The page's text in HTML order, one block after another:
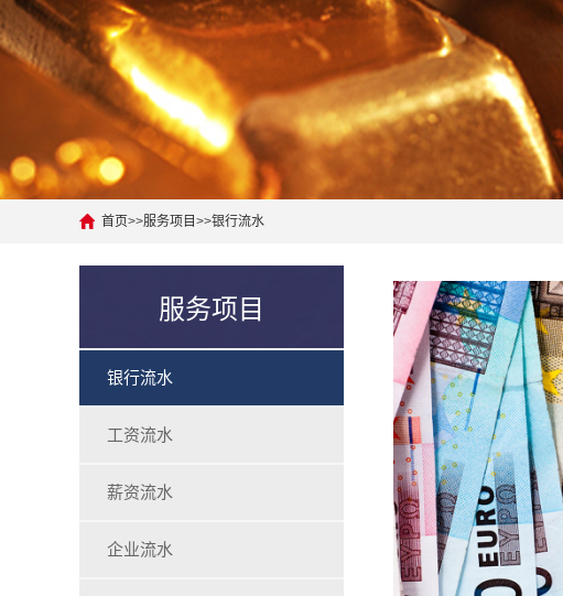
首页>>服务项目 >>银行流水
服务项目
银行流水
工资流水
薪资流水
企业流水